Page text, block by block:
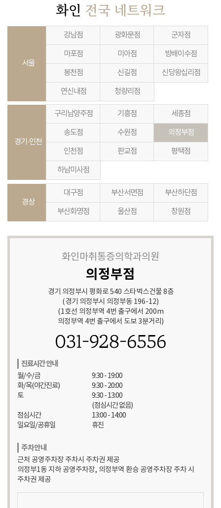
화인 전국 네트워크
서울
강남점 광화문점 군자점
마포점 미아점 방배이수점
봉천점 신길점 신당왕십리점
연신내점 청량리점
경기·인천
구리남양주점 기흥점 세종점
송도점 수원점 의정부점
인천점 판교점 평택점
하남미사점
경상
대구점 부산서면점 부산하단점
부산화명점 울산점 창원점
화인마취통증의학과의원
의정부점
경기 의정부시 평화로 540 스타벅스건물 8층
(경기 의정부시 의정부동 196-12)
(1호선 의정부역 4번 출구에서 200m
의정부역 4번 출구에서 도보 3분거리)
031-928-6556
진료시간 안내
월/수/금
화/목(야간진료)
토
점심시간
일요일/공휴일
9:30 - 19:00
9:30 - 20:00
9:30 - 13:00
(점심시간 없음)
13:00 - 14:00
휴진
주차안내
근처 공영주차장 주차시 주차권 제공
의정부1동 지하 공영주차장, 의정부역 환승 공영주차장 주차 시
주차권 제공